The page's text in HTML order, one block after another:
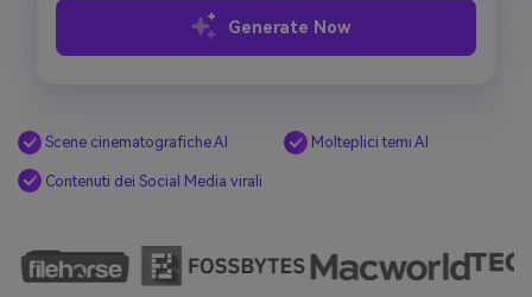
Generate Now
Scene cinematografiche AI Molteplici temi AI
Contenuti dei Social Media virali